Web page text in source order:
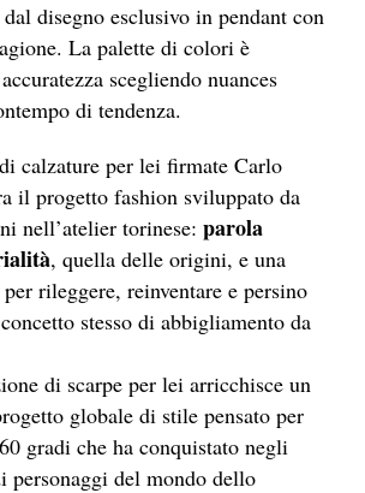
disegno esclusivo in pendant con
La palette di colori è
scegliendo nuances
di tendenza.
calzature per lei firmate Carlo
il progetto fashion sviluppato da
nell’atelier torinese: parola
, quella delle origini, e una
rileggere, reinventare e persino
stesso di abbigliamento da
di scarpe per lei arricchisce un
globale di stile pensato per
gradi che ha conquistato negli
personaggi del mondo dello